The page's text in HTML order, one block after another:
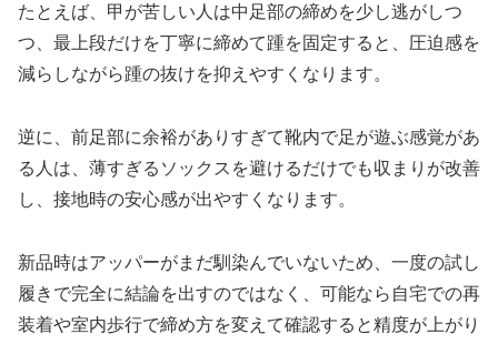
たとえば、甲が苦しい人は中足部の締めを少し逃がしつ
つ、最上段だけを丁寧に締めて踵を固定すると、圧迫感を
減らしながら踵の抜けを抑えやすくなります。
逆に、前足部に余裕がありすぎて靴内で足が遊ぶ感覚があ
る人は、薄すぎるソックスを避けるだけでも収まりが改善
し、接地時の安心感が出やすくなります。
新品時はアッパーがまだ馴染んでいないため、一度の試し
履きで完全に結論を出すのではなく、可能なら自宅での再
装着や室内歩行で締め方を変えて確認すると精度が上がり